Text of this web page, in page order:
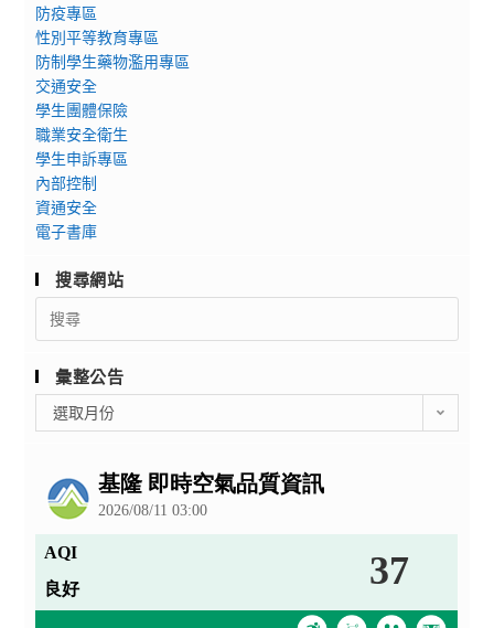
防疫專區
性別平等教育專區
防制學生藥物濫用專區
交通安全
學生團體保險
職業安全衛生
學生申訴專區
內部控制
資通安全
電子書庫
搜尋網站
Search
for:
彙整公告
整
選取月份